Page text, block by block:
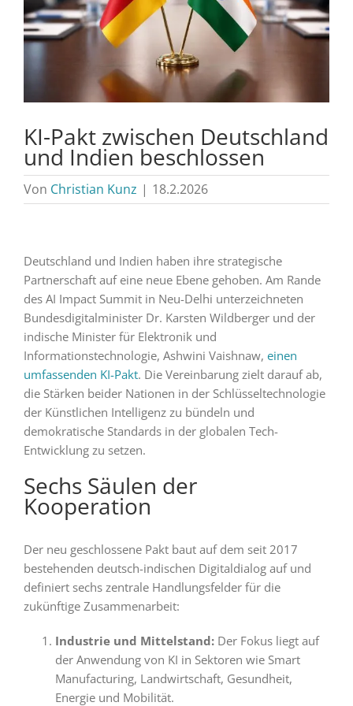
KI-Pakt zwischen Deutschland
und Indien beschlossen
Von Christian Kunz | 18.2.2026
Deutschland und Indien haben ihre strategische
Partnerschaft auf eine neue Ebene gehoben. Am Rande
des AI Impact Summit in Neu-Delhi unterzeichneten
Bundesdigitalminister Dr. Karsten Wildberger und der
indische Minister für Elektronik und
Informationstechnologie, Ashwini Vaishnaw, einen
umfassenden KI-Pakt. Die Vereinbarung zielt darauf ab,
die Stärken beider Nationen in der Schlüsseltechnologie
der Künstlichen Intelligenz zu bündeln und
demokratische Standards in der globalen Tech-
Entwicklung zu setzen.
Sechs Säulen der
Kooperation
Der neu geschlossene Pakt baut auf dem seit 2017
bestehenden deutsch-indischen Digitaldialog auf und
definiert sechs zentrale Handlungsfelder für die
zukünftige Zusammenarbeit:
Industrie und Mittelstand:Der Fokus liegt auf
der Anwendung von KI in Sektoren wie Smart
Manufacturing, Landwirtschaft, Gesundheit,
Energie und Mobilität.